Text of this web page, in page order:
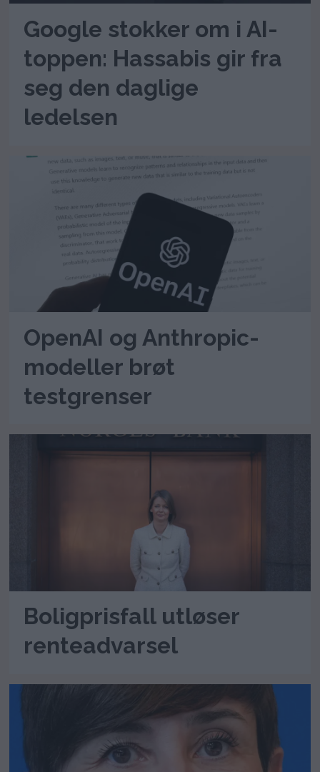
Google stokker om i AI-
toppen: Hassabis gir fra
seg den daglige
ledelsen
OpenAI og Anthropic-
modeller brøt
testgrenser
Boligprisfall utløser
renteadvarsel